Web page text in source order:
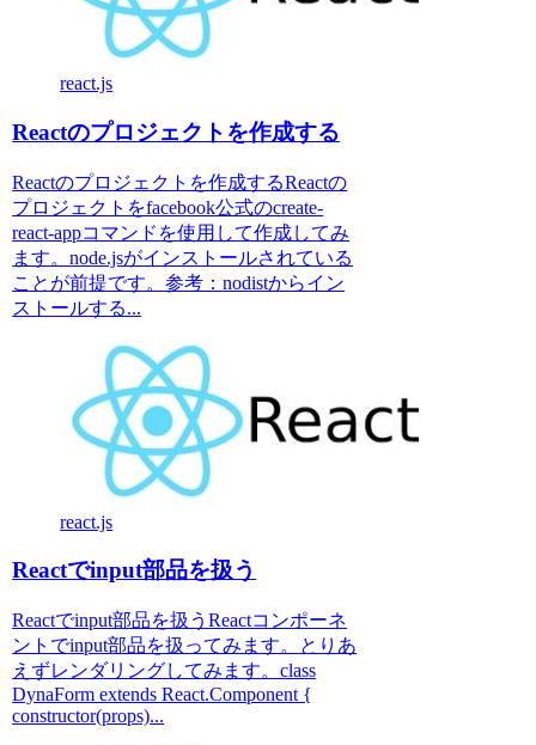
react.js
Reactのプロジェクトを作成する
Reactのプロジェクトを作成するReactの
プロジェクトをfacebook公式のcreate-
react-appコマンドを使用して作成してみ
ます。node.jsがインストールされている
ことが前提です。参考：nodistからイン
ストールする...
react.js
Reactでinput部品を扱う
Reactでinput部品を扱うReactコンポーネ
ントでinput部品を扱ってみます。とりあ
えずレンダリングしてみます。class
DynaForm extends React.Component {
constructor(props)...